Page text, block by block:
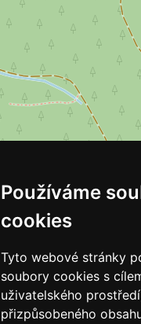
Používáme
cookies
Tyto webové stránky
soubory cookies s
uživatelského
přizpůsobeného
| ©